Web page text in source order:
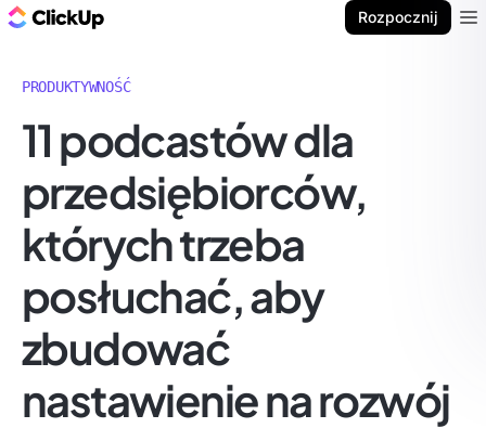
Rozpocznij
PRODUKTYWNOŚĆ
11 podcastów dla
przedsiębiorców,
których trzeba
posłuchać, aby
zbudować
nastawienie na rozwój